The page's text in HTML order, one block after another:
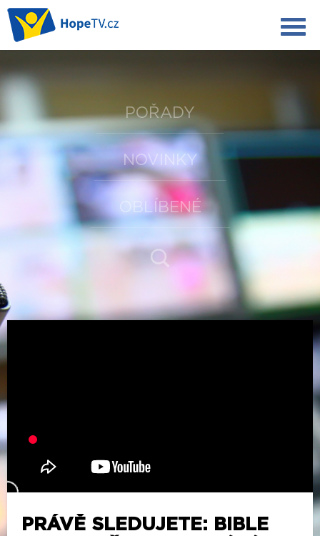
POŘADY
NOVINKY
OBLÍBENÉ
PRÁVĚ SLEDUJETE: BIBLE